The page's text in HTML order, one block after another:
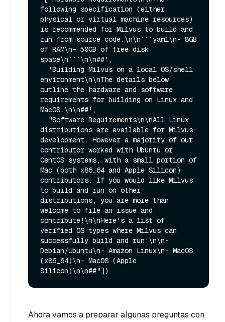
following specification (either
physical or virtual machine resources)
is recommended for Milvus to build and
run from source code.\n\n```yaml\n- 8GB
of RAM\n- 50GB of free disk
space\n```\n\n##',
environment\n\nThe details below
outline the hardware and software
requirements for building on Linux and
MacOS.\n\n##',
distributions are available for Milvus
development. However a majority of our
contributor worked with Ubuntu or
CentOS systems, with a small portion of
Mac (both x86_64 and Apple Silicon)
contributors. If you would like Milvus
to build and run on other
distributions, you are more than
welcome to file an issue and
contribute!\n\nHere's a list of
verified OS types where Milvus can
successfully build and run:\n\n-
Debian/Ubuntu\n- Amazon Linux\n- MacOS
(x86_64)\n- MacOS (Apple
Ahora vamos a preparar algunas preguntas con